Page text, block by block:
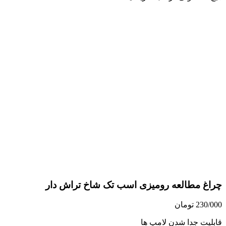
چراغ مطالعه رومیزی اسب تک شاخ تراش دار
230/000 تومان
قابلیت جدا شدن لامپ ها